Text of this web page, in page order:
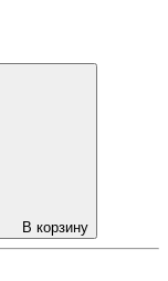
В корзину